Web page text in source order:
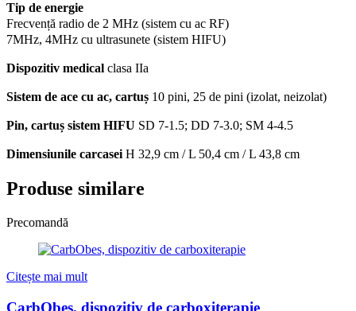
Tip de energie
Frecvență radio de 2 MHz (sistem cu ac RF)
7MHz, 4MHz cu ultrasunete (sistem HIFU)
Dispozitiv medical clasa IIa
Sistem de ace cu ac, cartuș 10 pini, 25 de pini (izolat, neizolat)
Pin, cartuș sistem HIFU SD 7-1.5; DD 7-3.0; SM 4-4.5
Dimensiunile carcaseiH 32,9 cm / L 50,4 cm / L 43,8 cm
Produse similare
Precomandă
Citește mai mult
CarbObes, dispozitiv de carboxiterapie